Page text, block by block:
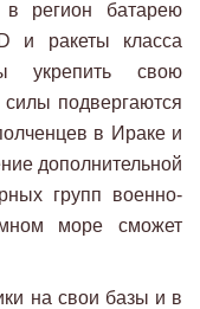
регион батарею
и ракеты класса
укрепить свою
силы подвергаются
в Ираке и
дополнительной
групп военно-
море сможет
на свои базы и в